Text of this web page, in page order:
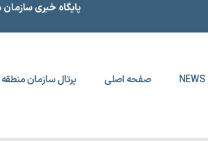
پایگاه خبری سازمان
NEWS صفحه اصلی پرتال سازمان منطقه